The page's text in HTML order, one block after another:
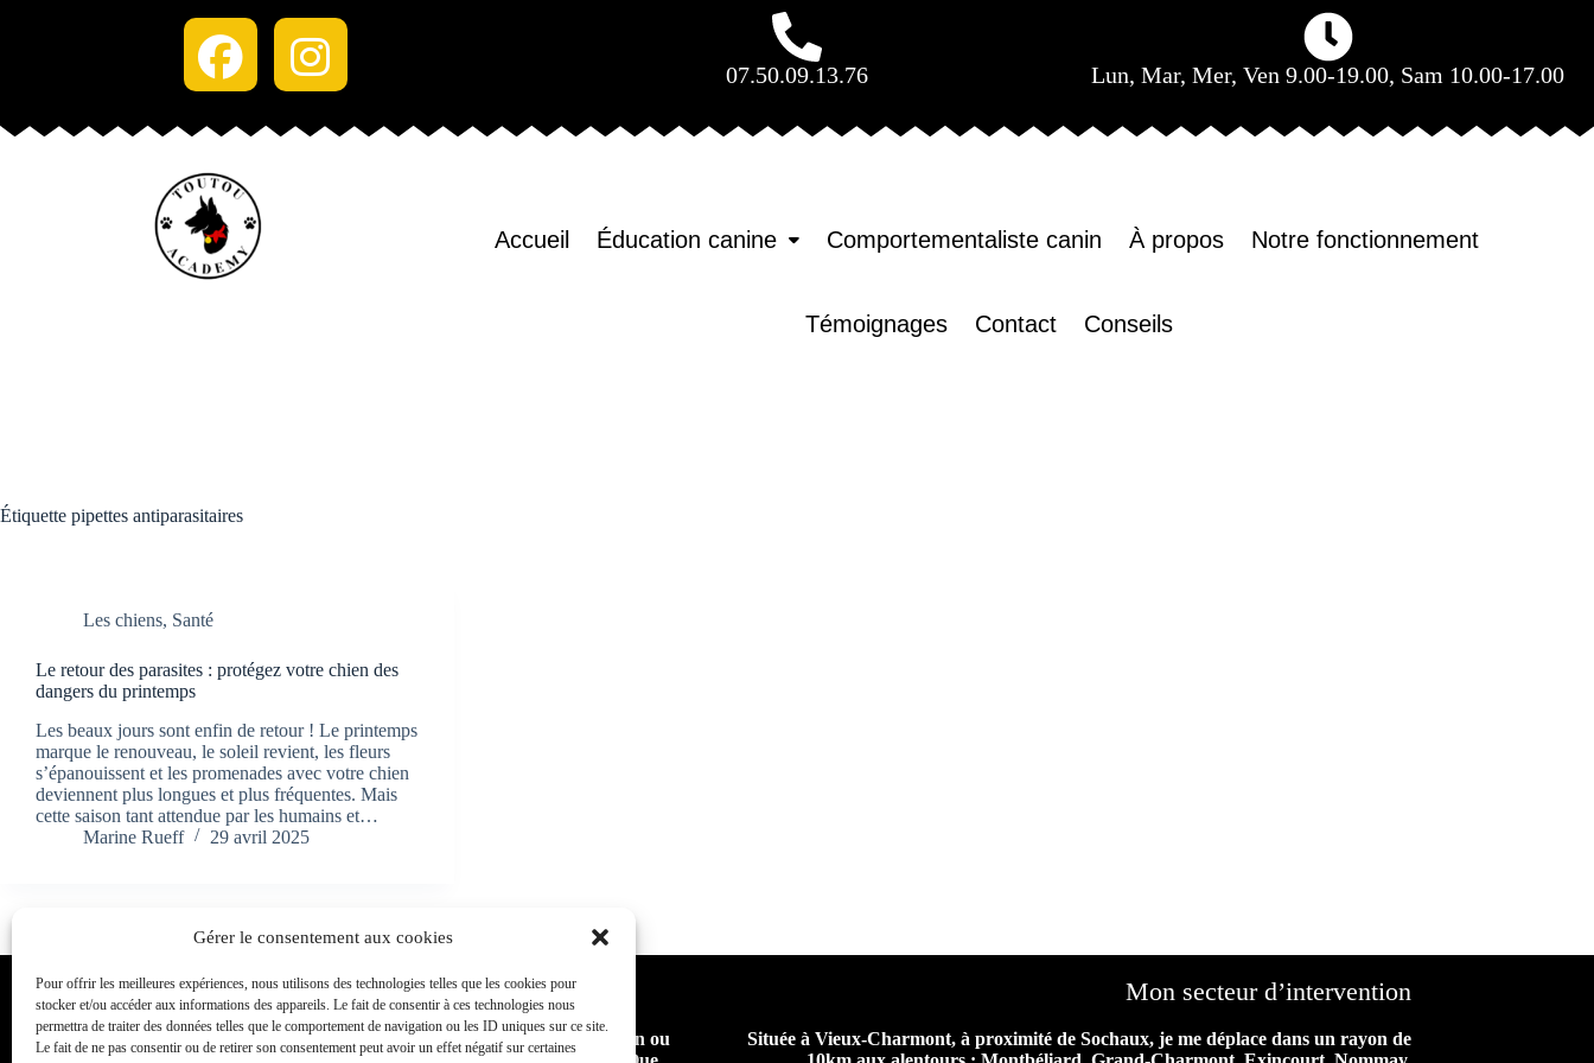
Gérer le consentement aux cookies
Pour offrir les meilleures expériences, nous utilisons des technologies telles que les cookies pour
stocker et/ou accéder aux informations des appareils. Le fait de consentir à ces technologies nous
permettra de traiter des données telles que le comportement de navigation ou les ID uniques sur ce site.
Le fait de ne pas consentir ou de retirer son consentement peut avoir un effet négatif sur certaines
07.50.09.13.76 Lun, Mar, Mer, Ven 9.00-19.00, Sam 10.00-17.00
Accueil Éducation canine Comportementaliste canin À propos Notre fonctionnement
Témoignages Contact Conseils
Étiquette pipettes antiparasitaires
Les chiens, Santé
Le retour des parasites : protégez votre chien des
dangers du printemps
Les beaux jours sont enfin de retour ! Le printemps
marque le renouveau, le soleil revient, les fleurs
s’épanouissent et les promenades avec votre chien
deviennent plus longues et plus fréquentes. Mais
cette saison tant attendue par les humains et…
Marine Rueff
29 avril 2025
Toutou Academy
Éducateur et comportementaliste canin également appelé dresseur pour chien ou
Mon secteur d’intervention
Située à Vieux-Charmont, à proximité de Sochaux, je me déplace dans un rayon de